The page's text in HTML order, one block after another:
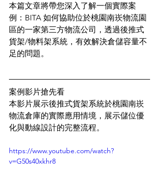
本篇文章將帶您深入了解一個實際案
例：BITA 如何協助位於桃園南崁物流園
區的一家第三方物流公司，透過後推式
貨架/物料架系統，有效解決倉儲容量不
足的問題。
案例影片搶先看
本影片展示後推式貨架系統於桃園南崁
物流倉庫的實際應用情境，展示儲位優
化與動線設計的完整流程。
https://www.youtube.com/watch?
v=G50s40xkhr8